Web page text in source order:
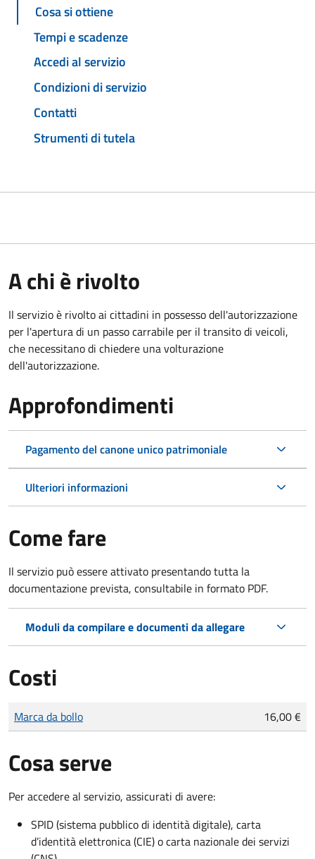
Cosa si ottiene
Tempi e scadenze
Accedi al servizio
Condizioni di servizio
Contatti
Strumenti di tutela
A chi è rivolto
Il servizio è rivolto ai cittadini in possesso dell'autorizzazione
per l'apertura di un passo carrabile per il transito di veicoli,
che necessitano di chiedere una volturazione
dell'autorizzazione.
Approfondimenti
Pagamento del canone unico patrimoniale
Ulteriori informazioni
Come fare
Il servizio può essere attivato presentando tutta la
documentazione prevista, consultabile in formato PDF.
Moduli da compilare e documenti da allegare
Costi
Tipo di pagamento
Importo
Marca da bollo 16,00 €
Cosa serve
Per accedere al servizio, assicurati di avere:
SPID (sistema pubblico di identità digitale), carta
d’identità elettronica (CIE) o carta nazionale dei servizi